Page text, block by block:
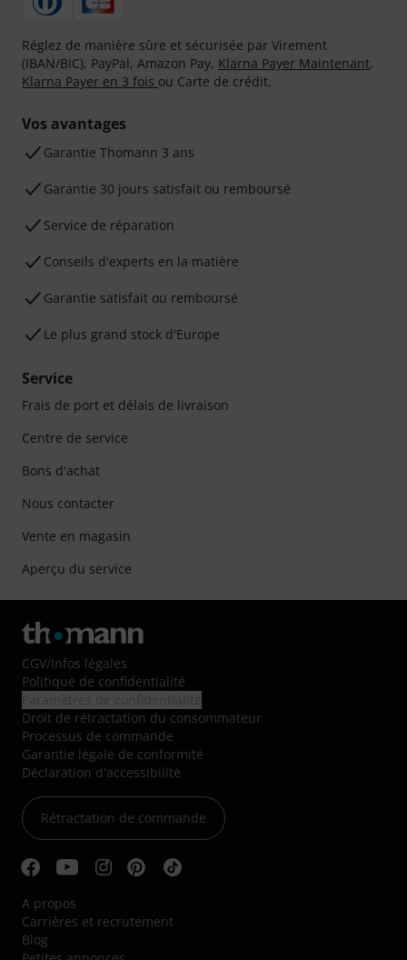
Réglez de manière sûre et sécurisée par Virement
(IBAN/BIC), PayPal, Amazon Pay, Klarna Payer Maintenant,
Klarna Payer en 3 fois ou Carte de crédit.
Vos avantages
Ga­ran­tie Thomann 3 ans
Garantie 30 jours satisfait ou remboursé
Service de réparation
Conseils d'experts en la matière
Garantie satisfait ou remboursé
Le plus grand stock d'Europe
Service
Frais de port et délais de livraison
Centre de service
Bons d'achat
Nous contacter
Vente en magasin
Aperçu du service
CGV/Infos légales
Politique de confidentialité
Droit de rétractation du consommateur
Processus de commande
Garantie légale de conformité
Déclaration d'accessibilité
Rétractation de commande
A propos
Carrières et recrutement
Blog